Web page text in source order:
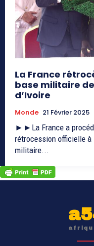
La France
base militaire
d’Ivoire
Monde 21 Février 2025
►►La France a
rétrocession officielle à
militaire...